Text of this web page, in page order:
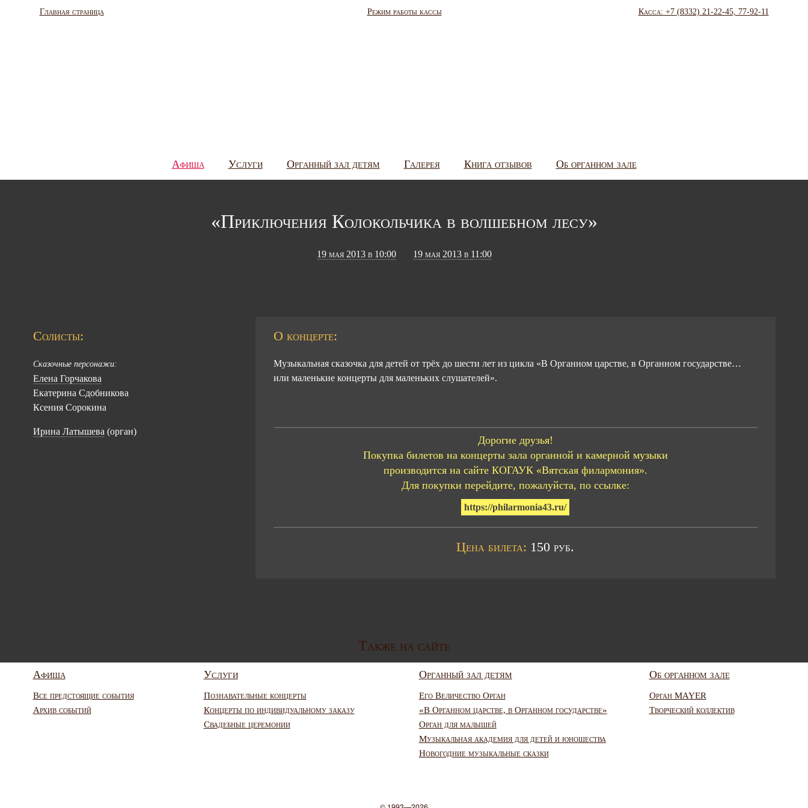
Главная страница Режим работы кассы Касса: +7 (8332) 21-22-45, 77-92-11
Афиша Услуги Органный зал детям Галерея Книга отзывов Об органном зале
«Приключения Колокольчика в волшебном лесу»
19 мая 2013 в 10:00 19 мая 2013 в 11:00
Солисты:
Сказочные персонажи:
Елена Горчакова
Екатерина Сдобникова
Ксения Сорокина
Ирина Латышева (орган)
О концерте:
Музыкальная сказочка для детей от трёх до шести лет из цикла «В Органном царстве, в Органном государстве…
или маленькие концерты для маленьких слушателей».
Дорогие друзья!
Покупка билетов на концерты зала органной и камерной музыки
производится на сайте КОГАУК «Вятская филармония».
Для покупки перейдите, пожалуйста, по ссылке:
https://philarmonia43.ru/
Цена билета: 150 руб.
Также на сайте
Афиша
Все предстоящие события
Архив событий
Услуги
Познавательные концерты
Концерты по индивидуальному заказу
Свадебные церемонии
Органный зал детям
Его Величество Орган
«В Органном царстве, в Органном государстве»
Орган для малышей
Музыкальная академия для детей и юношества
Новогодние музыкальные сказки
Об органном зале
Орган MAYER
Творческий коллектив